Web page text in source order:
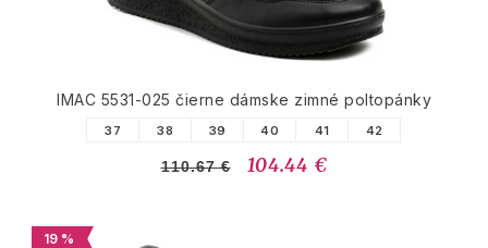
IMAC 5531-025 čierne dámske zimné poltopánky
37 38 39 40 41 42
110.67 € 104.44 €
19 %